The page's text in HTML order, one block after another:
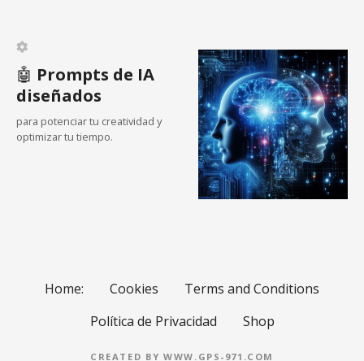
t
r
a
d
🤖 Prompts de IA
diseñados
para potenciar tu creatividad y
optimizar tu tiempo.
Home: Cookies
Terms and Conditions
Política de Privacidad
Shop
CREATED BY WWW.GPS-971.COM